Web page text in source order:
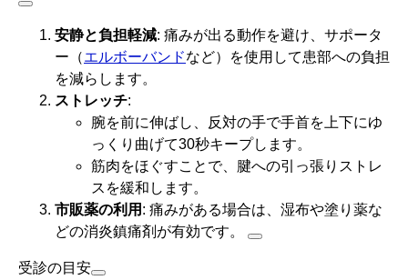
安静と負担軽減: 痛みが出る動作を避け、サポータ
ー（エルボーバンドなど）を使用して患部への負担
を減らします。
ストレッチ:
腕を前に伸ばし、反対の手で手首を上下にゆ
っくり曲げて30秒キープします。
筋肉をほぐすことで、腱への引っ張りストレ
スを緩和します。
市販薬の利用 : 痛みがある場合は、湿布や塗り薬な
どの消炎鎮痛剤が有効です。
受診の目安